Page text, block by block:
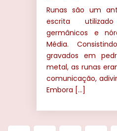
Runas são um
escrita
germânicos e
Média.
gravados em
metal, as runas
comunicação,
Embora […]